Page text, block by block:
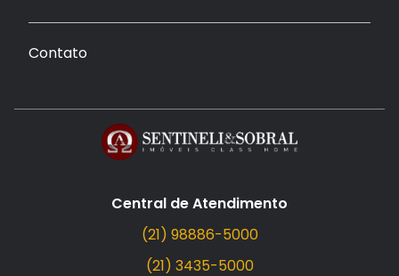
Contato
Central de Atendimento
(21) 98886-5000
(21) 3435-5000